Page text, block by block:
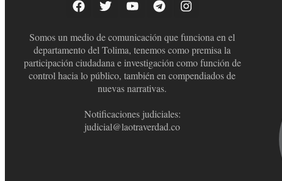
Somos un medio de comunicación que funciona en el
departamento del Tolima, tenemos como premisa la
participación ciudadana e investigación como función de
control hacia lo público, también en compendiados de
nuevas narrativas.
Notificaciones judiciales:
judicial@laotraverdad.co